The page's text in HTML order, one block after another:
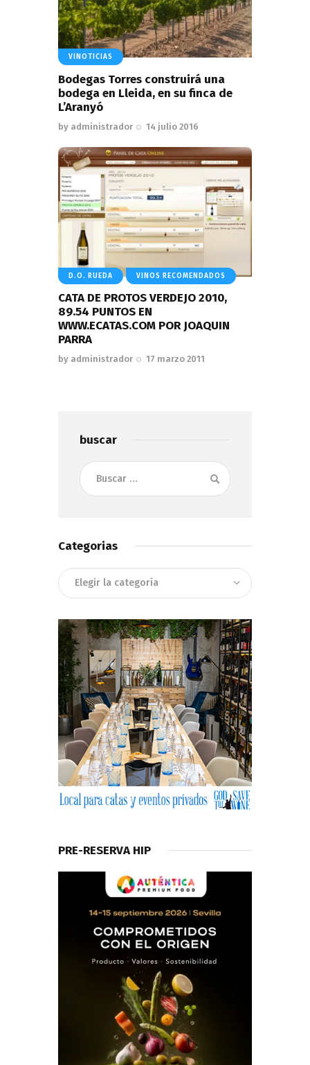
VINOTICIAS
Bodegas Torres construirá una
bodega en Lleida, en su finca de
L’Aranyó
by administrador 14 julio 2016
D.O. RUEDA VINOS RECOMENDADOS
CATA DE PROTOS VERDEJO 2010,
89.54 PUNTOS EN
WWW.ECATAS.COM POR JOAQUIN
PARRA
by administrador 17 marzo 2011
buscar
Buscar:
Categorias
Categorias
PRE-RESERVA HIP